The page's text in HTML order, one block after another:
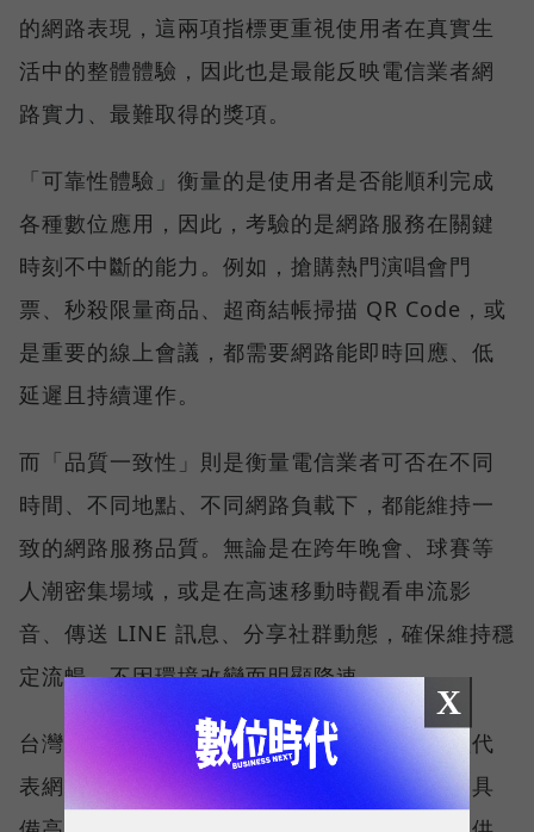
的網路表現，這兩項指標更重視使用者在真實生
活中的整體體驗，因此也是最能反映電信業者網
路實力、最難取得的獎項。
「可靠性體驗」衡量的是使用者是否能順利完成
各種數位應用，因此，考驗的是網路服務在關鍵
時刻不中斷的能力。例如，搶購熱門演唱會門
票、秒殺限量商品、超商結帳掃描 QR Code，或
是重要的線上會議，都需要網路能即時回應、低
延遲且持續運作。
而「品質一致性」則是衡量電信業者可否在不同
時間、不同地點、不同網路負載下，都能維持一
致的網路服務品質。無論是在跨年晚會、球賽等
人潮密集場域，或是在高速移動時觀看串流影
音、傳送 LINE 訊息、分享社群動態，確保維持穩
定流暢，不因環境改變而明顯降速。
台灣大哥大能同時拿下這兩項全台第一，不僅代
表網路速度表現優異，更證明其網路基礎建設具
X